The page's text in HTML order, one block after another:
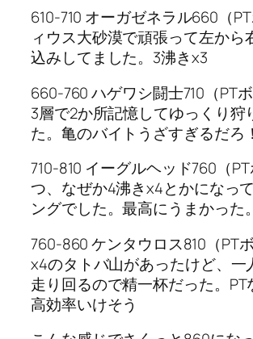
610-710 オーガゼネラル660（
ィウス大砂漠で頑張って左から
込みしてました。3沸きx3
660-760 ハゲワシ闘士710（PT
3層で2か所記憶してゆっくり狩
た。亀のバイトうざすぎるだろ！
710-810 イーグルヘッド760（
つ、なぜか4沸きx4とかになっ
ングでした。最高にうまかった。
760-860 ケンタウロス810（PT
x4のタトバ山があったけど、一
走り回るので精一杯だった。PT
高効率いけそう